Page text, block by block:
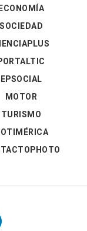
SOCIEDAD
EPSOCIAL
MOTOR
TURISMO